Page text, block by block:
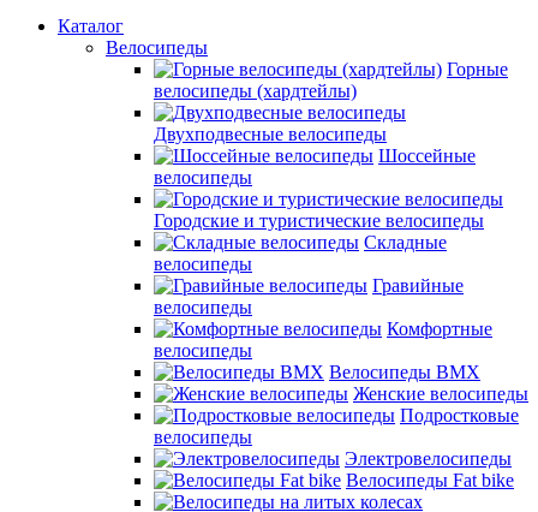
Каталог
Велосипеды
Горные
велосипеды (хардтейлы)
Двухподвесные велосипеды
Шоссейные
велосипеды
Городские и туристические велосипеды
Складные
велосипеды
Гравийные
велосипеды
Комфортные
велосипеды
Велосипеды BMX
Женские велосипеды
Подростковые
велосипеды
Электровелосипеды
Велосипеды Fat bike